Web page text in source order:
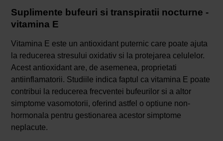
Suplimente bufeuri si transpiratii nocturne -
vitamina E
Vitamina E este un antioxidant puternic care poate ajuta
la reducerea stresului oxidativ si la protejarea celulelor.
Acest antioxidant are, de asemenea, proprietati
antiinflamatorii. Studiile indica faptul ca vitamina E poate
contribui la reducerea frecventei bufeurilor si a altor
simptome vasomotorii, oferind astfel o optiune non-
hormonala pentru gestionarea acestor simptome
neplacute.